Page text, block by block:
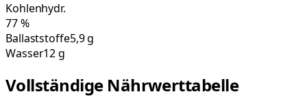
Kohlenhydr.
77%
Ballaststoffe5,9 g
Wasser12 g
Vollständige Nährwerttabelle